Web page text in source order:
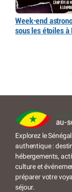
Week-end
sous les étoiles à
Explorez le Sénégal
authentique :
hébergements,
culture et
préparer votre
séjour.